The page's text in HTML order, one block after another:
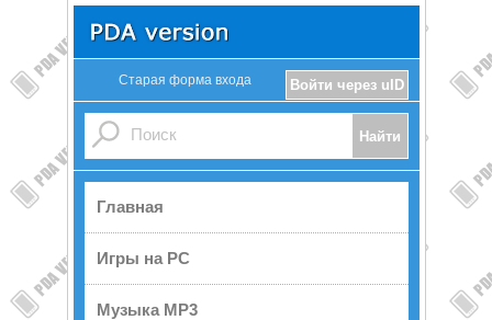
Войти через uID
Старая форма входа
Главная
Игры на PC
Музыка MP3